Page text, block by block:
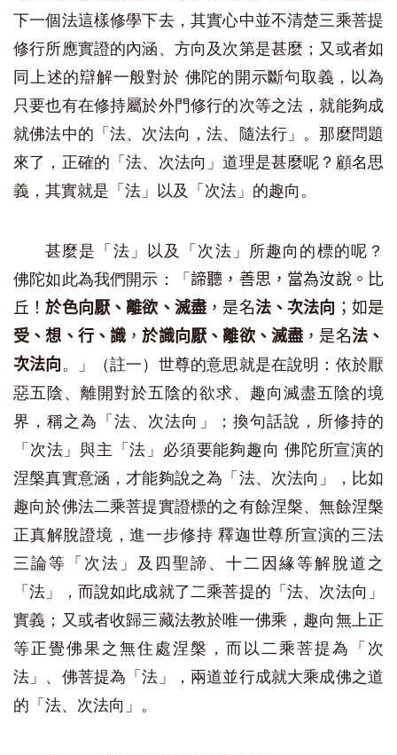
下一個法這樣修學下去，其實心中並不清楚三乘菩提
修行所應實證的內涵、方向及次第是甚麼；又或者如
同上述的辯解一般對於 佛陀的開示斷句取義 ，以為
只要也有在修持屬於外門修行的次等之法，就能夠成
就佛法中的「法、次法向，法、隨法行」。那麼問題
來了，正確的「法、次法向」道理是甚麼呢？顧名思
義，其實就是「法」以及「次法」的趣向。
甚麼是「法」以及「次法」所趣向的標的呢？
佛陀如此為我們開示：「 諦聽，善思，當為汝說。比
丘！於色向厭、離欲、滅盡 ，是名法、次法向 ；如是
受、想、行、識 ，於識向厭、離欲、滅盡 ，是名法、
次法向 。」（註一）世尊的意思就是在說明：依於厭
惡五陰、離開對於五陰的欲求、趣向滅盡五陰的境
界，稱之為「法、次法向」；換句話說，所修持的
「次法」與主「法」必須要能夠趣向 佛陀所宣演的
涅槃真實意涵，才能夠說之為「法、次法向」，比如
趣向於佛法二乘菩提實證標的之有餘涅槃、無餘涅槃
正真解脫證境 ，進一步修持 釋迦世尊所宣演的三法
三論等「次法」及四聖諦、十二因緣等解脫道之
「法」，而說如此成就了二乘菩提的「法、次法向」
實義；又或者收歸三藏法教於唯一佛乘，趣向無上正
等正覺佛果之 無住處涅槃 ，而以二乘菩提為「次
法」、佛菩提為「法」，兩道並行成就大乘成佛之道
的「法、次法向」。